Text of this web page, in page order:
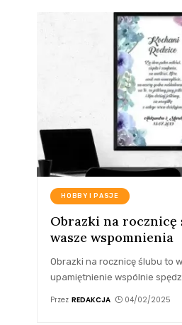
HOBBY I PASJE
Obrazki na rocznicę
wasze wspomnienia
Obrazki na rocznicę ślubu to
upamiętnienie wspólnie
Przez REDAKCJA 04/02/2025